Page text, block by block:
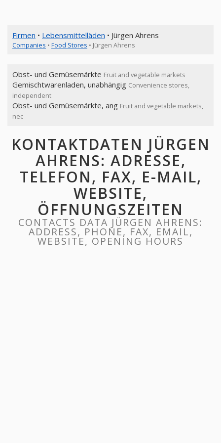
Firmen • Lebensmittelläden • Jürgen Ahrens
Companies • Food Stores • Jürgen Ahrens
Obst- und Gemüsemärkte Fruit and vegetable markets
Gemischtwarenladen, unabhängig Convenience stores,
independent
Obst- und Gemüsemärkte, ang Fruit and vegetable markets,
nec
KONTAKTDATEN JÜRGEN
AHRENS: ADRESSE,
TELEFON, FAX, E-MAIL,
WEBSITE,
ÖFFNUNGSZEITEN
CONTACTS DATA JÜRGEN AHRENS:
ADDRESS, PHONE, FAX, EMAIL,
WEBSITE, OPENING HOURS